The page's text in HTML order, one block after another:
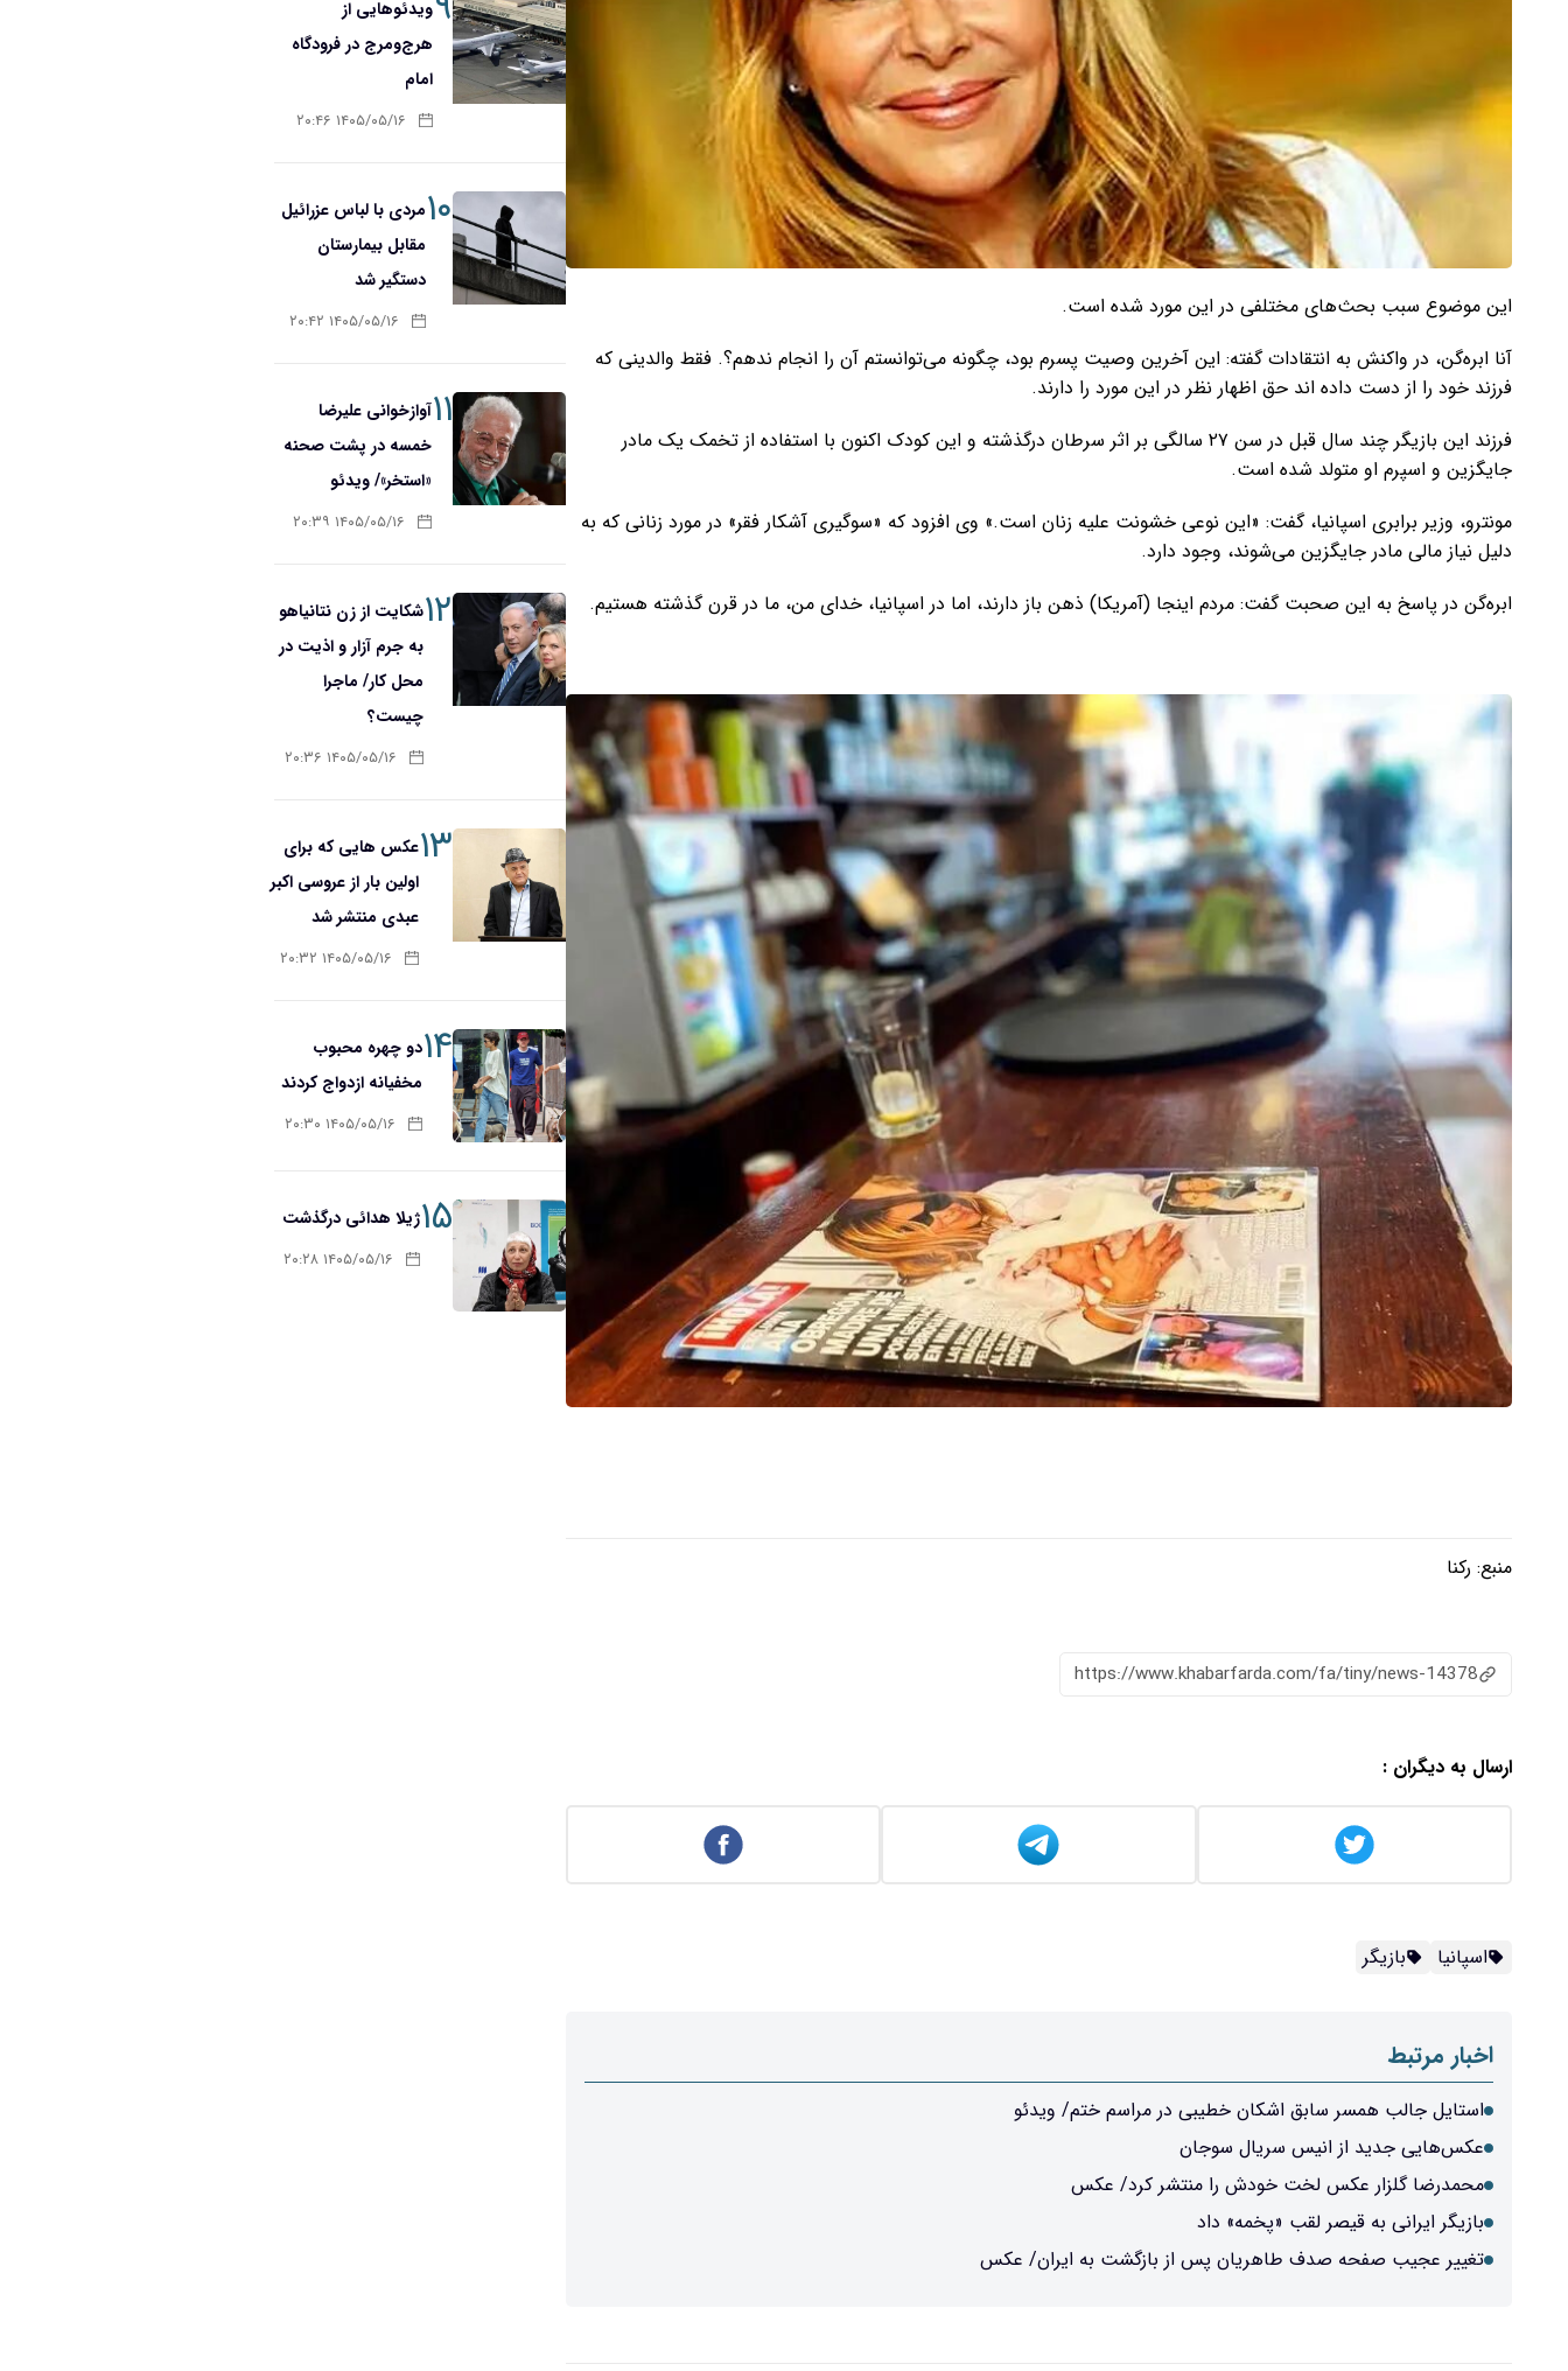
این موضوع سبب بحث‌های مختلفی در این مورد شده است.
آنا ابره‌گن، در واکنش به انتقادات گفته: این آخرین وصیت پسرم بود، چگونه می‌توانستم آن را انجام ندهم؟. فقط والدینی که
فرزند خود را از دست داده اند حق اظهار نظر در این مورد را دارند.
فرزند این بازیگر چند سال قبل در سن ۲۷ سالگی بر اثر سرطان درگذشته و این کودک اکنون با استفاده از تخمک یک مادر
جایگزین و اسپرم او متولد شده است.
مونترو، وزیر برابری اسپانیا، گفت: «این نوعی خشونت علیه زنان است.» وی افزود که «سوگیری آشکار فقر» در مورد زنانی که به
دلیل نیاز مالی مادر جایگزین می‌شوند، وجود دارد.
ابره‌گن در پاسخ به این صحبت گفت: مردم اینجا (آمریکا) ذهن باز دارند، اما در اسپانیا، خدای من، ما در قرن گذشته هستیم.
منبع: رکنا
https://www.khabarfarda.com/fa/tiny/news-14378
ارسال به دیگران :
اسپانیا بازیگر
اخبار مرتبط
استایل جالب همسر سابق اشکان خطیبی در مراسم ختم/ ویدئو
عکس‌هایی جدید از انیس سریال سوجان
محمدرضا گلزار عکس لخت خودش را منتشر کرد/ عکس
بازیگر ایرانی به قیصر لقب «پخمه» داد
تغییر عجیب صفحه صدف طاهریان پس از بازگشت به ایران/ عکس
ویدئوهایی از
هرج‌ومرج در فرودگاه
امام
۱۴۰۵/۰۵/۱۶ ۲۰:۴۶
۱۰مردی با لباس عزرائیل
مقابل بیمارستان
دستگیر شد
۱۴۰۵/۰۵/۱۶ ۲۰:۴۲
۱۱آوازخوانی علیرضا
خمسه در پشت صحنه
«استخر»/ ویدئو
۱۴۰۵/۰۵/۱۶ ۲۰:۳۹
۱۲شکایت از زن نتانیاهو
به جرم آزار و اذیت در
محل کار/ ماجرا
چیست؟
۱۴۰۵/۰۵/۱۶ ۲۰:۳۶
۱۳عکس هایی که برای
اولین بار از عروسی اکبر
عبدی منتشر شد
۱۴۰۵/۰۵/۱۶ ۲۰:۳۲
۱۴دو چهره محبوب
مخفیانه ازدواج کردند
۱۴۰۵/۰۵/۱۶ ۲۰:۳۰
۱۵ژیلا هدائی درگذشت
۱۴۰۵/۰۵/۱۶ ۲۰:۲۸